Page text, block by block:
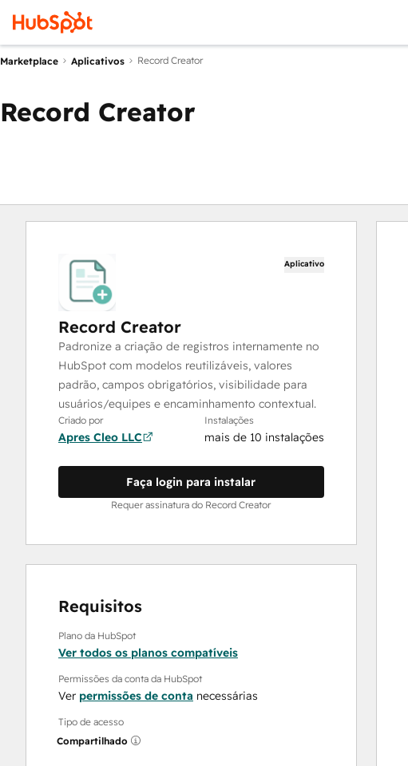
Marketplace Aplicativos Record Creator
Record Creator
Aplicativo
Record Creator
Padronize a criação de registros internamente no
HubSpot com modelos reutilizáveis, valores
padrão, campos obrigatórios, visibilidade para
usuários/equipes e encaminhamento contextual.
Criado por
Apres Cleo LLC
Instalações
mais de 10 instalações
Faça login para instalar
Requer assinatura do Record Creator
Requisitos
Plano da HubSpot
Ver todos os planos compatíveis
Permissões da conta da HubSpot
Ver permissões de conta necessárias
Tipo de acesso
Compartilhado